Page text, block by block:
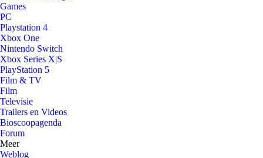
Games
PC
Playstation 4
Xbox One
Nintendo Switch
Xbox Series X|S
PlayStation 5
Film & TV
Film
Televisie
Trailers en Videos
Bioscoopagenda
Forum
Meer
Weblog